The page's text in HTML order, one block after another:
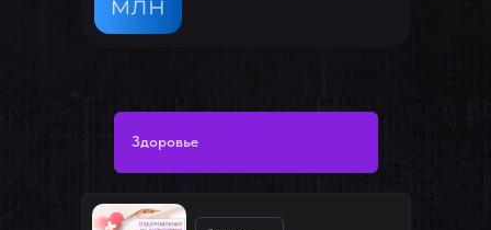
Здоровье